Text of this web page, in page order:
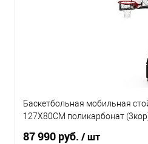
Баскетбольная мобильная
127X80CM поликарбонат
87 990 руб. / шт